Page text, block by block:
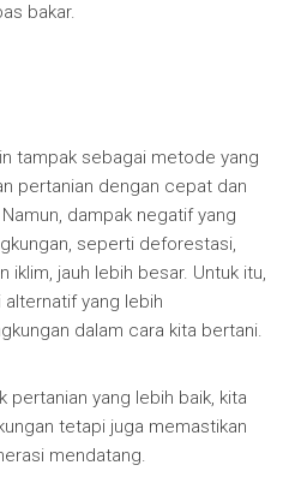
bakar.
tampak sebagai metode yang
pertanian dengan cepat dan
dampak negatif yang
seperti deforestasi,
iklim, jauh lebih besar. Untuk itu,
yang lebih
dalam cara kita bertani.
pertanian yang lebih baik, kita
tetapi juga memastikan
mendatang.